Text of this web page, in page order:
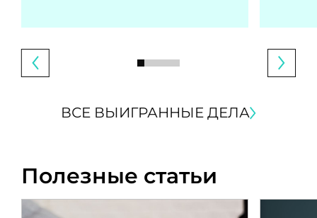
ВСЕ ВЫИГРАННЫЕ ДЕЛА
Полезные статьи